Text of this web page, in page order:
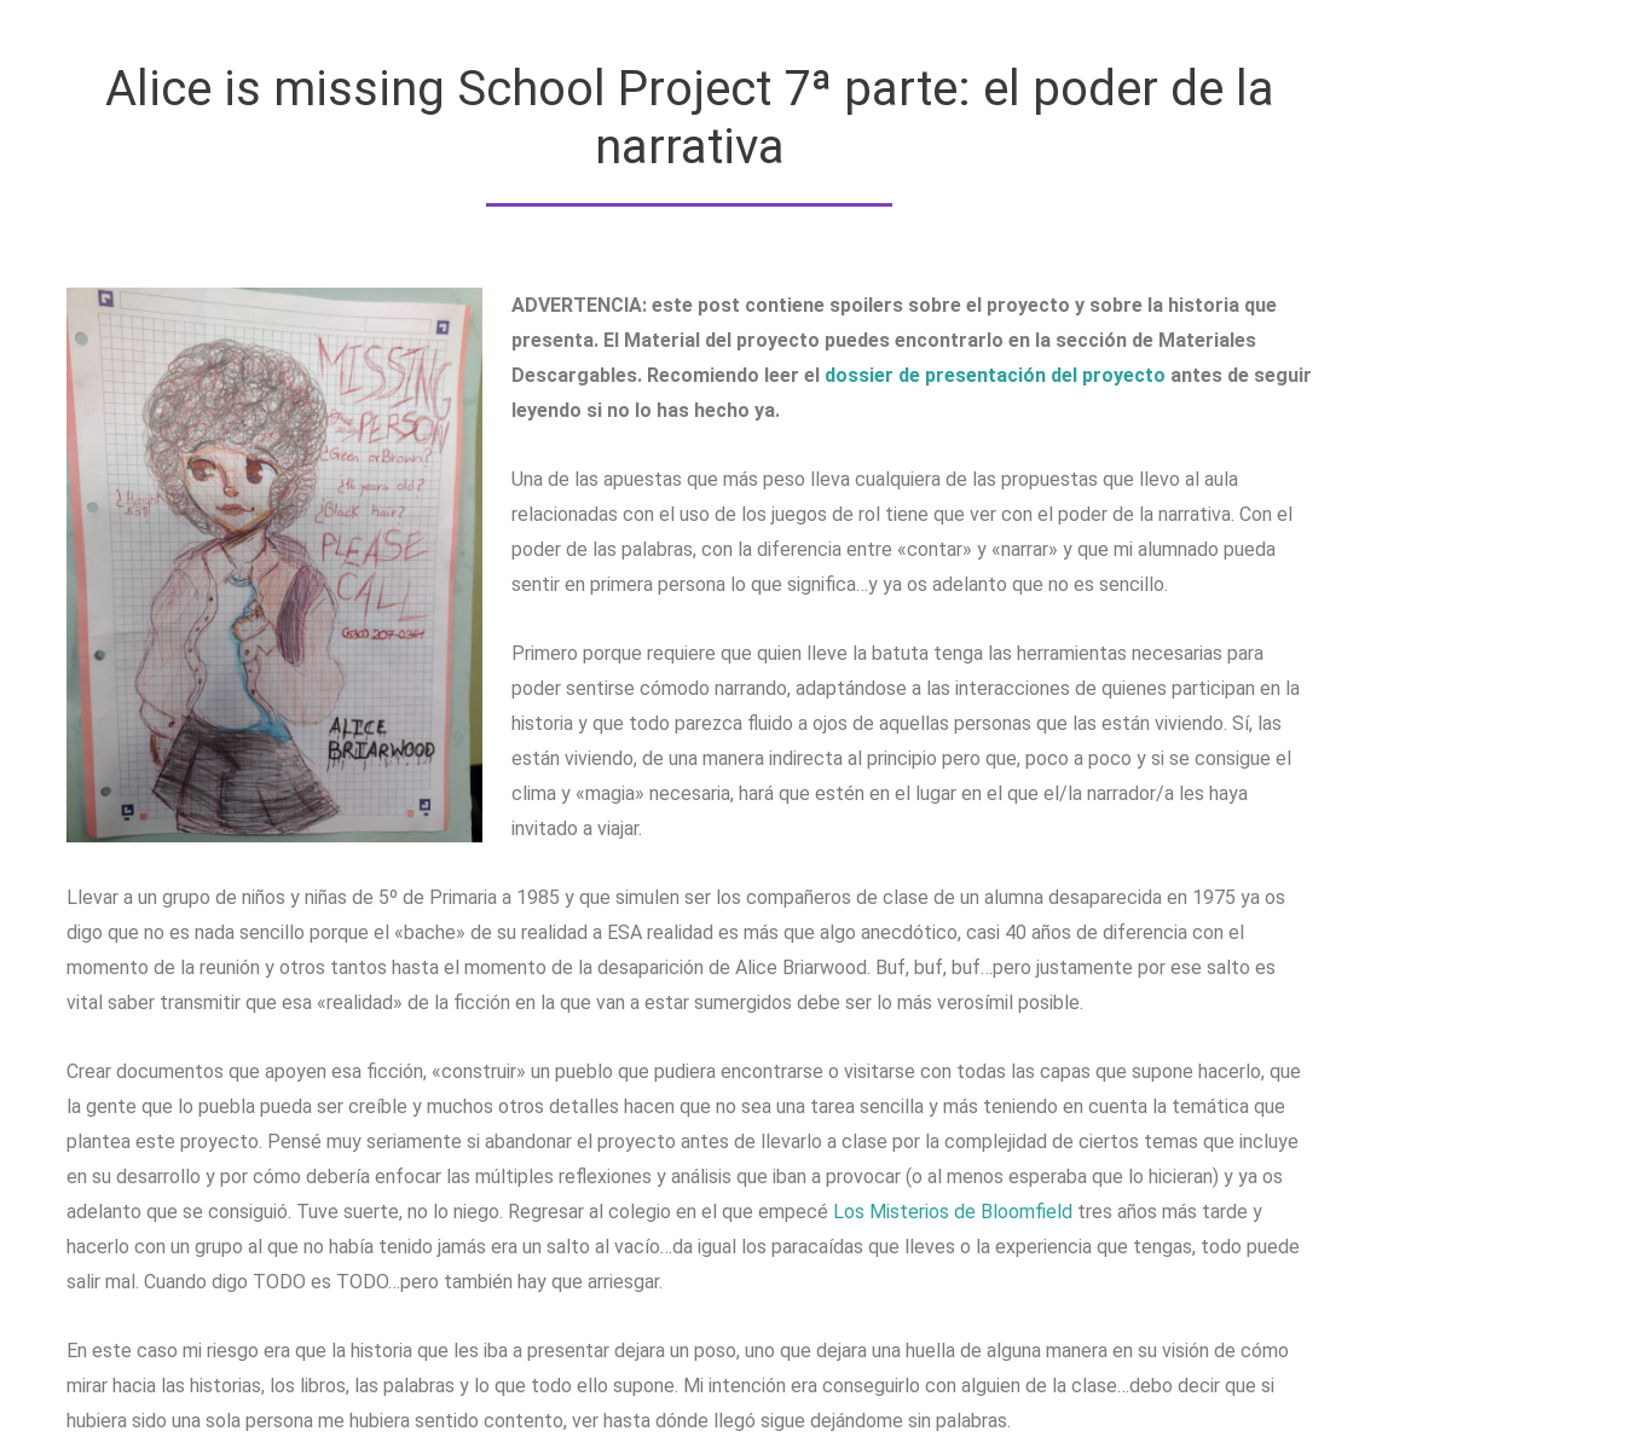
Alice is missing School Project 7ª parte: el poder de la
narrativa
ADVERTENCIA: este post contiene spoilers sobre el proyecto y sobre la historia que
presenta. El Material del proyecto puedes encontrarlo en la sección de Materiales
Descargables. Recomiendo leer el dossier de presentación del proyecto antes de seguir
leyendo si no lo has hecho ya.
Una de las apuestas que más peso lleva cualquiera de las propuestas que llevo al aula
relacionadas con el uso de los juegos de rol tiene que ver con el poder de la narrativa. Con el
poder de las palabras, con la diferencia entre «contar» y «narrar» y que mi alumnado pueda
sentir en primera persona lo que significa…y ya os adelanto que no es sencillo.
Primero porque requiere que quien lleve la batuta tenga las herramientas necesarias para
poder sentirse cómodo narrando, adaptándose a las interacciones de quienes participan en la
historia y que todo parezca fluido a ojos de aquellas personas que las están viviendo. Sí, las
están viviendo, de una manera indirecta al principio pero que, poco a poco y si se consigue el
clima y «magia» necesaria, hará que estén en el lugar en el que el/la narrador/a les haya
invitado a viajar.
Llevar a un grupo de niños y niñas de 5º de Primaria a 1985 y que simulen ser los compañeros de clase de un alumna desaparecida en 1975 ya os
digo que no es nada sencillo porque el «bache» de su realidad a ESA realidad es más que algo anecdótico, casi 40 años de diferencia con el
momento de la reunión y otros tantos hasta el momento de la desaparición de Alice Briarwood. Buf, buf, buf…pero justamente por ese salto es
vital saber transmitir que esa «realidad» de la ficción en la que van a estar sumergidos debe ser lo más verosímil posible.
Crear documentos que apoyen esa ficción, «construir» un pueblo que pudiera encontrarse o visitarse con todas las capas que supone hacerlo, que
la gente que lo puebla pueda ser creíble y muchos otros detalles hacen que no sea una tarea sencilla y más teniendo en cuenta la temática que
plantea este proyecto. Pensé muy seriamente si abandonar el proyecto antes de llevarlo a clase por la complejidad de ciertos temas que incluye
en su desarrollo y por cómo debería enfocar las múltiples reflexiones y análisis que iban a provocar (o al menos esperaba que lo hicieran) y ya os
adelanto que se consiguió. Tuve suerte, no lo niego. Regresar al colegio en el que empecé Los Misterios de Bloomfieldtres años más tarde y
hacerlo con un grupo al que no había tenido jamás era un salto al vacío…da igual los paracaídas que lleves o la experiencia que tengas, todo puede
salir mal. Cuando digo TODO es TODO…pero también hay que arriesgar.
En este caso mi riesgo era que la historia que les iba a presentar dejara un poso, uno que dejara una huella de alguna manera en su visión de cómo
mirar hacia las historias, los libros, las palabras y lo que todo ello supone. Mi intención era conseguirlo con alguien de la clase…debo decir que si
hubiera sido una sola persona me hubiera sentido contento, ver hasta dónde llegó sigue dejándome sin palabras.